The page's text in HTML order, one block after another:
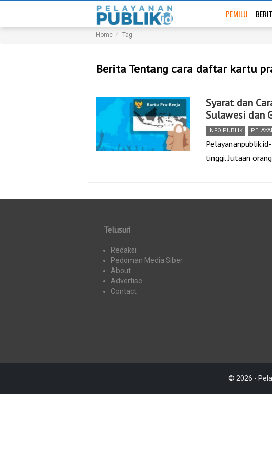
PEMILU
Home Tag
Berita Tentang cara daftar kartu
Syarat dan
Sulawesi dan
INFO PUBLIK ,
tinggi. Jutaan
Telusuri
Redaksi
Pedoman Media Siber
About
Advertise
Contact
© 2026 -